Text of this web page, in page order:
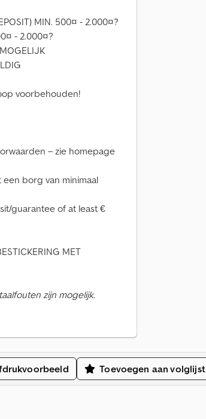
MIN. 500¤ - 2.000¤?
- 2.000¤?
voorbehouden!
– zie homepage
borg van minimaal
guarantee of at least €
MET
zijn mogelijk.
Toevoegen aan volglijst